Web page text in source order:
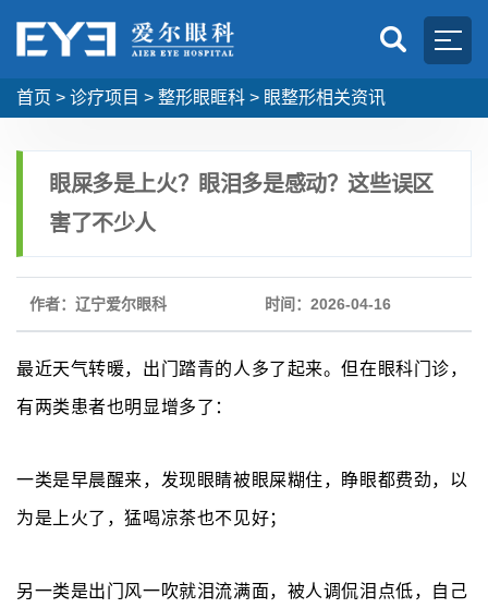
首页 > 诊疗项目 > 整形眼眶科 > 眼整形相关资讯
眼屎多是上火？眼泪多是感动？这些误区
害了不少人
作者：辽宁爱尔眼科 时间：2026-04-16
最近天气转暖，出门踏青的人多了起来。但在眼科门诊，
有两类患者也明显增多了：
一类是早晨醒来，发现眼睛被眼屎糊住，睁眼都费劲，以
为是上火了，猛喝凉茶也不见好；
另一类是出门风一吹就泪流满面，被人调侃泪点低，自己